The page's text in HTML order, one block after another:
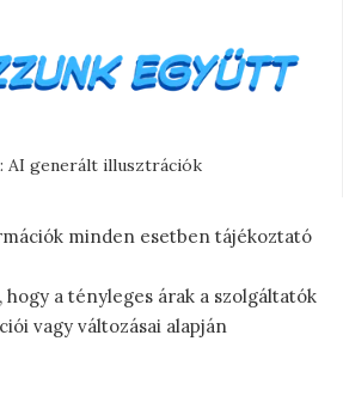
AI generált illusztrációk
minden esetben tájékoztató
a tényleges árak a szolgáltatók
vagy változásai alapján